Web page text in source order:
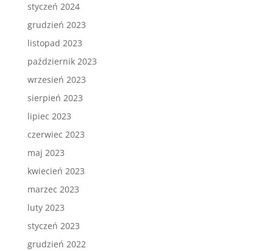
styczeń 2024
grudzień 2023
listopad 2023
październik 2023
wrzesień 2023
sierpień 2023
lipiec 2023
czerwiec 2023
maj 2023
kwiecień 2023
marzec 2023
luty 2023
styczeń 2023
grudzień 2022